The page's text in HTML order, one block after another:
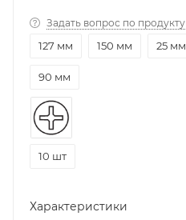
Задать вопрос по продукту
127 мм 150 мм 25 мм
90 мм
10 шт
Характеристики